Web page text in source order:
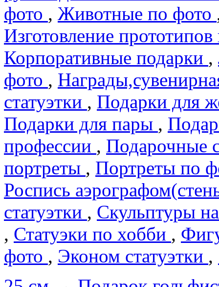
фото , Животные по фото
Изготовление
Корпоративные подарки ,
фото ,
статуэтки , Подарки для
Подарки для пары ,
профеcсии , Подарочные
портреты , Портреты по
Роспись
статуэтки , Скульптуры
, Статуэки по хобби ,
фото , Эконом статуэтки ,